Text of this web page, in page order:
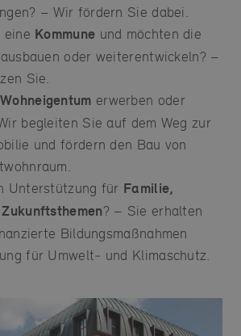
– Wir fördern Sie dabei.
Kommune und möchten die
oder weiterentwickeln? –
Sie.
Wohneigentum erwerben oder
begleiten Sie auf dem Weg zur
und fördern den Bau von
Unterstützung für Familie,
? – Sie erhalten
Bildungsmaßnahmen
für Umwelt‑ und Klimaschutz.